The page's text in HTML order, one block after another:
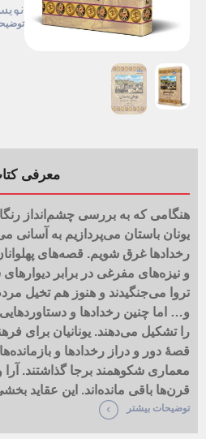
معرفی
هنگامی که به بررسی چشم‌انداز
یونان باستان می‌پردازیم به آسانی
رخدادها غرق شویم. قصه‌های
و نیزه‌های مفرغی در برابر
تروا می‌جنگیدند و هنوز هم تخیل
و… اما چنین رخدادها و دستاوردهایی
را تشکیل می‌دهند. یونانیان برای
قصۀ دور و دراز رخدادها و
معماری شکوهمند برجا گذاشتند. آرا
قرن‌ها باقی مانده‌اند. این عقاید
حکومت و فلسفه مدرن را تشکیل
توضیحات بیشتر